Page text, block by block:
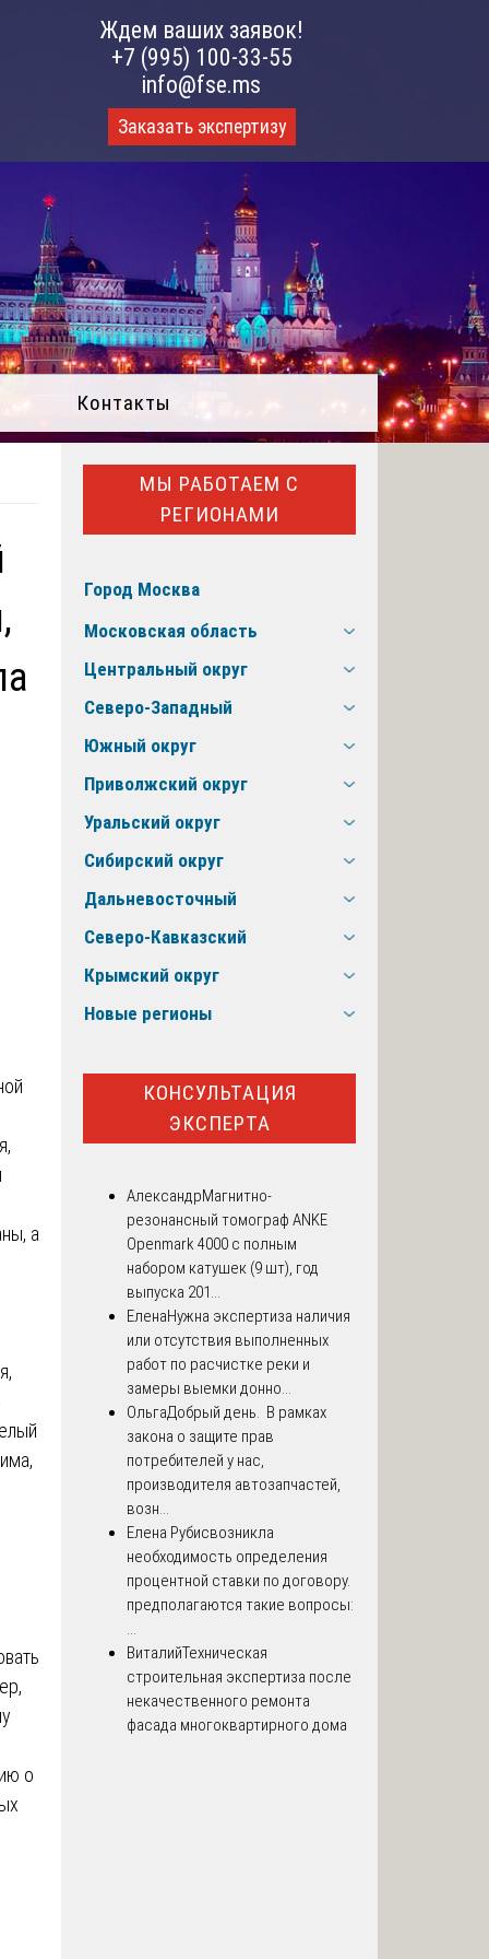
Ждем ваших заявок!
+7 (995) 100-33-55
info@fse.ms
Заказать экспертизу
Контакты
а
о
МЫ РАБОТАЕМ С
РЕГИОНАМИ
Город Москва
Московская область
Центральный округ
Северо-Западный
Южный округ
Приволжский округ
Уральский округ
Сибирский округ
Дальневосточный
Северо-Кавказский
Крымский округ
Новые регионы
КОНСУЛЬТАЦИЯ
ЭКСПЕРТА
АлександрМагнитно-
резонансный томограф ANKE
Openmark 4000 с полным
набором катушек (9 шт), год
выпуска 201...
ЕленаНужна экспертиза наличия
или отсутствия выполненных
работ по расчистке реки и
замеры выемки донно...
ОльгаДобрый день. В рамках
закона о защите прав
потребителей у нас,
производителя автозапчастей,
возн...
Елена Рубисвозникла
необходимость определения
процентной ставки по договору.
предполагаются такие вопросы:
...
ВиталийТехническая
строительная экспертиза после
некачественного ремонта
фасада многоквартирного дома